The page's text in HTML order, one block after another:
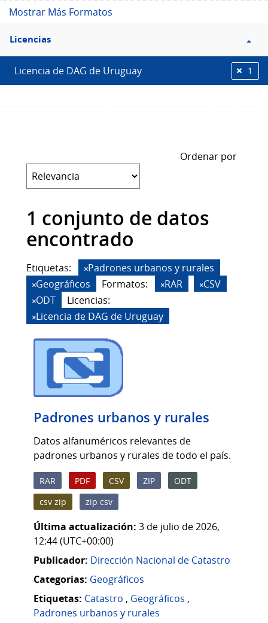
Mostrar Más Formatos
Filtro
Licencias
Licencias
Licencia de DAG de Uruguay 1
Ordenar por
1 conjunto de datos
encontrado
Etiquetas:
Padrones urbanos y rurales
Geográficos
Formatos: RAR
CSV
ODT
Licencias:
Licencia de DAG de Uruguay
Padrones urbanos y rurales
Datos alfanuméricos relevantes de
padrones urbanos y rurales de todo el país.
RAR PDF CSV ZIP
ODT
csv zip
zip csv
Última actualización: 3 de julio de 2026,
12:44 (UTC+00:00)
Publicador: Dirección Nacional de Catastro
Categorias: Geográficos
Etiquetas: Catastro , Geográficos ,
Padrones urbanos y rurales